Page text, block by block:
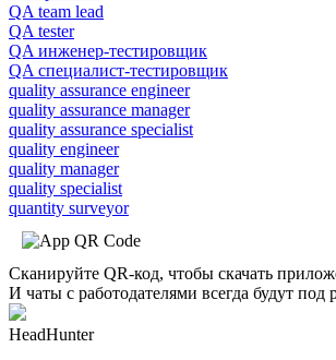
QA team lead
QA tester
QA инженер-тестировщик
QA специалист-тестировщик
quality assurance engineer
quality assurance manager
quality assurance specialist
quality engineer
quality manager
quality specialist
quantity surveyor
Сканируйте QR-код, чтобы скачать
И чаты с работодателями всегда будут под
HeadHunter